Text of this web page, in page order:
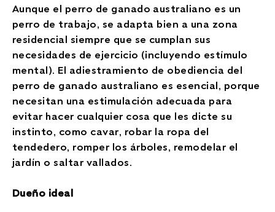
Aunque el perro de ganado australiano es un
perro de trabajo, se adapta bien a una zona
residencial siempre que se cumplan sus
necesidades de ejercicio (incluyendo estímulo
mental). El adiestramiento de obediencia del
perro de ganado australiano es esencial, porque
necesitan una estimulación adecuada para
evitar hacer cualquier cosa que les dicte su
instinto, como cavar, robar la ropa del
tendedero, romper los árboles, remodelar el
jardín o saltar vallados.
Dueño ideal